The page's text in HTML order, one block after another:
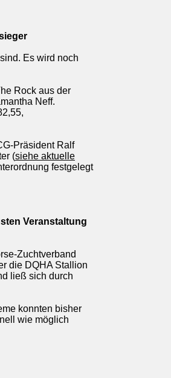
Es wird noch
Rock aus der
Neff.
Präsident Ralf
(siehe aktuelle
festgelegt
Veranstaltung
Zuchtverband
die DQHA Stallion
ließ sich durch
konnten bisher
wie möglich